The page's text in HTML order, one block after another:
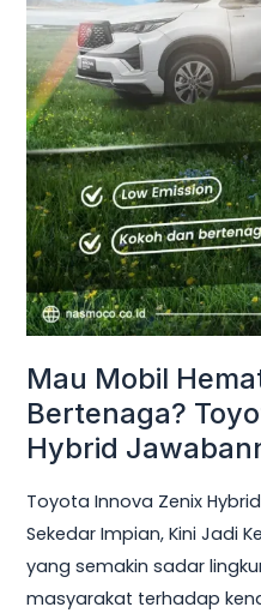
Mau Mobil
Bertenaga?
Hybrid
Toyota Innova Zenix
Sekedar Impian, Kini Jadi
yang semakin sadar
masyarakat terhadap
Zenix
Hybrid
Jawabannya!